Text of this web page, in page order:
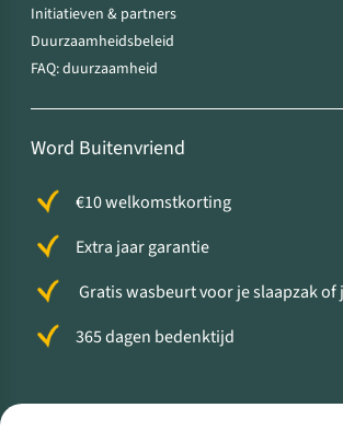
Initiatieven & partners
Duurzaamheidsbeleid
FAQ: duurzaamheid
Word Buitenvriend
€10 welkomstkorting
Extra jaar garantie
Gratis wasbeurt voor je slaapzak of
365 dagen bedenktijd